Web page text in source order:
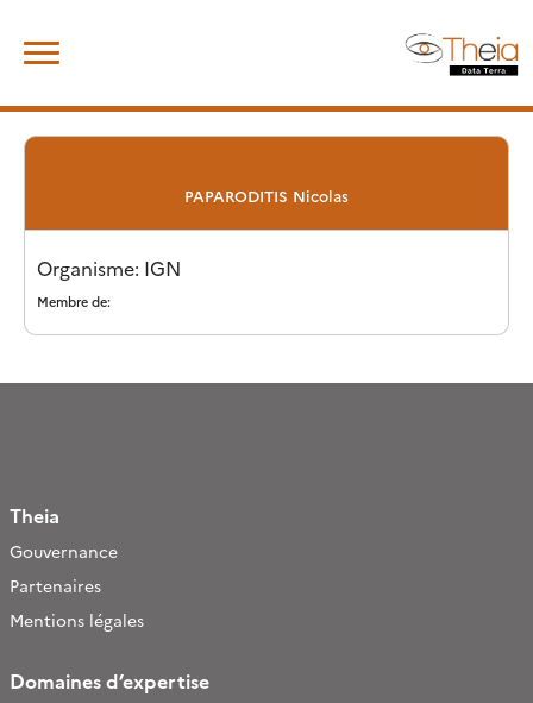
content
PAPARODITIS Nicolas
Organisme: IGN
Membre de:
Theia
Gouvernance
Partenaires
Mentions légales
Domaines d’expertise